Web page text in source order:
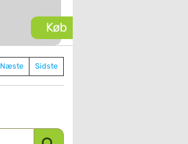
Køb
Næste Sidste